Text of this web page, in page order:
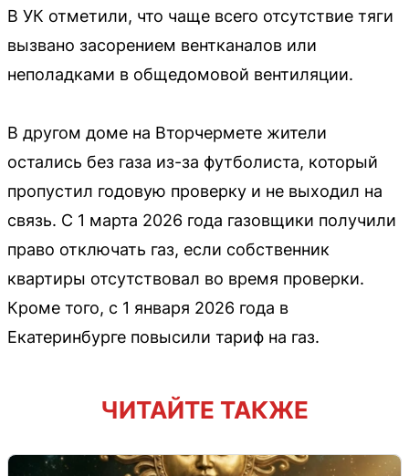
В УК отметили, что чаще всего отсутствие тяги
вызвано засорением вентканалов или
неполадками в общедомовой вентиляции.
В другом доме на Вторчермете жители
остались без газа из-за футболиста, который
пропустил годовую проверку и не выходил на
связь. С 1 марта 2026 года газовщики получили
право отключать газ, если собственник
квартиры отсутствовал во время проверки.
Кроме того, с 1 января 2026 года в
Екатеринбурге повысили тариф на газ.
ЧИТАЙТЕ ТАКЖЕ